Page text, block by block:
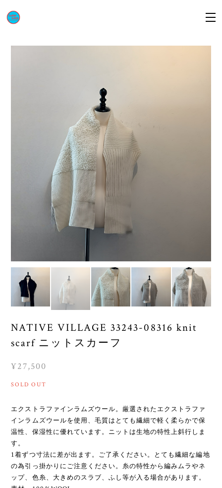
NATIVE VILLAGE 33243-08316 knit
scarf ニットスカーフ
¥27,500
SOLD OUT
エクストラファインラムズウール。厳選されたエクストラファ
インラムズウールを使用、毛質はとても繊細で軽く柔らかで保
温性、保湿性に優れています。ニットは生地の特性上斜行しま
す。
1着ずつ寸法に差が出ます。ご了承ください。とても繊細な編地
の為引っ掛かりにご注意ください。糸の特性から編みムラやネ
ップ、色糸、大きめのスラブ、ふし等が入る場合があります。